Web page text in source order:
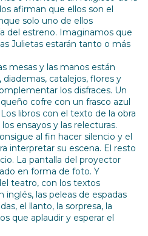
afirman que ellos son el
solo uno de ellos
del estreno. Imaginamos que
Julietas estarán tanto o más
mesas y las manos están
diademas, catalejos, flores y
los disfraces. Un
cofre con un frasco azul
libros con el texto de la obra
ensayos y las relecturas.
al fin hacer silencio y el
interpretar su escena. El resto
La pantalla del proyector
en forma de foto. Y
teatro, con los textos
inglés, las peleas de espadas
el llanto, la sorpresa, la
que aplaudir y esperar el